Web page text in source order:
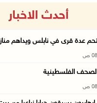
أحدث الاخبار
عدة قرى في نابلس ويداهم
الصحف الفلسطينية